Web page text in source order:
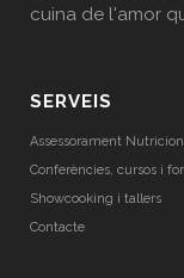
cuina de l'amor
SERVEIS
Assessorament
Conferències, cursos i
Showcooking i tallers
Contacte